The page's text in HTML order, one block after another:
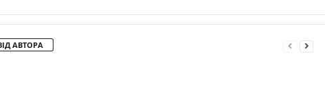
АВТОРА